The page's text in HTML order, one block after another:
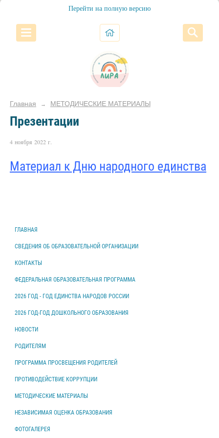
Перейти на полную версию
Главная → МЕТОДИЧЕСКИЕ МАТЕРИАЛЫ
Презентации
4 ноября 2022 г.
Материал к Дню народного единства
ГЛАВНАЯ
СВЕДЕНИЯ ОБ ОБРАЗОВАТЕЛЬНОЙ ОРГАНИЗАЦИИ
КОНТАКТЫ
ФЕДЕРАЛЬНАЯ ОБРАЗОВАТЕЛЬНАЯ ПРОГРАММА
2026 ГОД - ГОД ЕДИНСТВА НАРОДОВ РОССИИ
2026 ГОД-ГОД ДОШКОЛЬНОГО ОБРАЗОВАНИЯ
НОВОСТИ
РОДИТЕЛЯМ
ПРОГРАММА ПРОСВЕЩЕНИЯ РОДИТЕЛЕЙ
ПРОТИВОДЕЙСТВИЕ КОРРУПЦИИ
МЕТОДИЧЕСКИЕ МАТЕРИАЛЫ
НЕЗАВИСИМАЯ ОЦЕНКА ОБРАЗОВАНИЯ
ФОТОГАЛЕРЕЯ